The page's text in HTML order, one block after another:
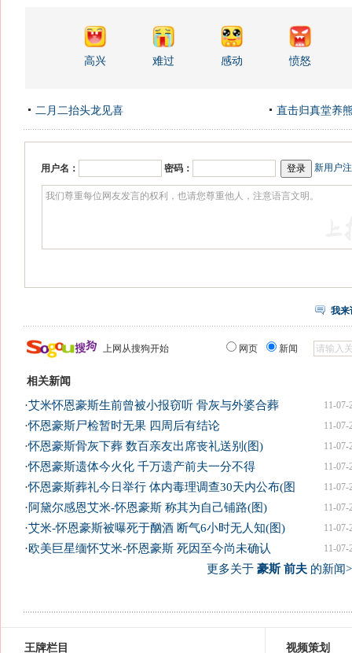
高兴 难过 感动 愤怒
二月二抬头龙见喜 直击归真堂养
用户名： 密码： 新用户
我来
上网从搜狗开始 网页 新闻
相关新闻
11-07-
·艾米怀恩豪斯生前曾被小报窃听 骨灰与外婆合葬
11-07-
·怀恩豪斯尸检暂时无果 四周后有结论
11-07-
·怀恩豪斯骨灰下葬 数百亲友出席丧礼送别(图)
11-07-
·怀恩豪斯遗体今火化 千万遗产前夫一分不得
11-07-
·怀恩豪斯葬礼今日举行 体内毒理调查30天内公布(图
11-07-
·阿黛尔感恩艾米-怀恩豪斯 称其为自己铺路(图)
11-07-
·艾米-怀恩豪斯被曝死于酗酒 断气6小时无人知(图)
11-07-
·欧美巨星缅怀艾米-怀恩豪斯 死因至今尚未确认
更多关于 豪斯 前夫的新闻
王牌栏目 视频策划